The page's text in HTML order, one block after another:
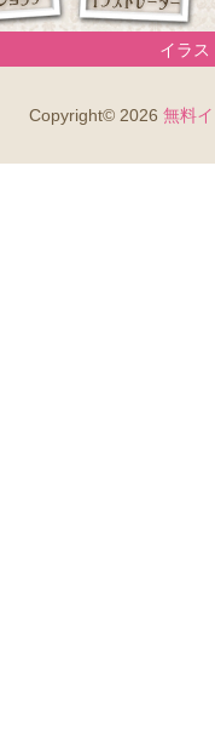
イラス
Copyright© 2026 無料